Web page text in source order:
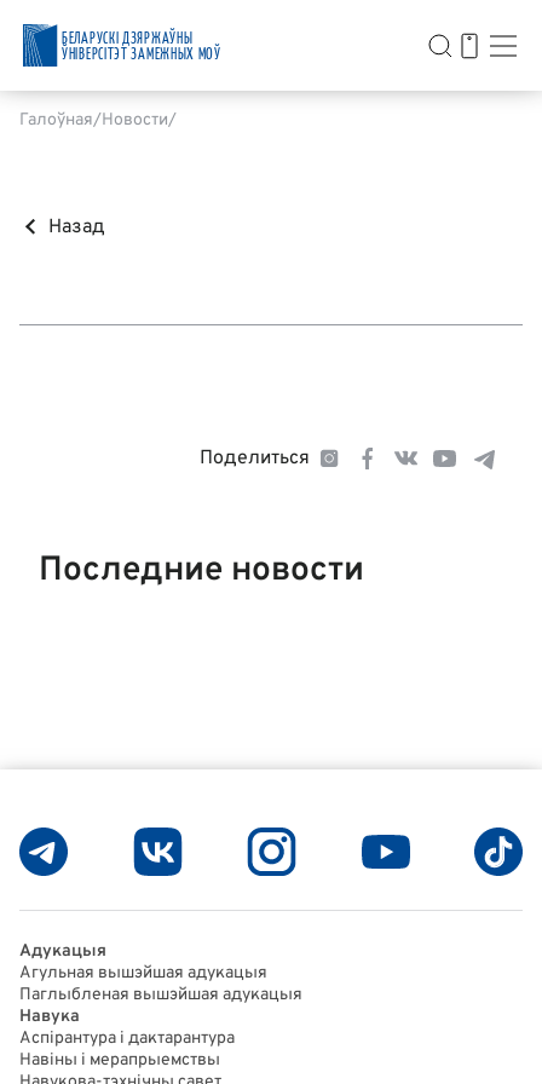
БЕЛАРУСКІ ДЗЯРЖАЎНЫ
ЎНІВЕРСІТЭТ ЗАМЕЖНЫХ МОЎ
Галоўная Новости
Назад
Поделиться
Последние новости
Адукацыя
Агульная вышэйшая адукацыя
Паглыбленая вышэйшая адукацыя
Навука
Аспірантура і дактарантура
Навіны і мерапрыемствы